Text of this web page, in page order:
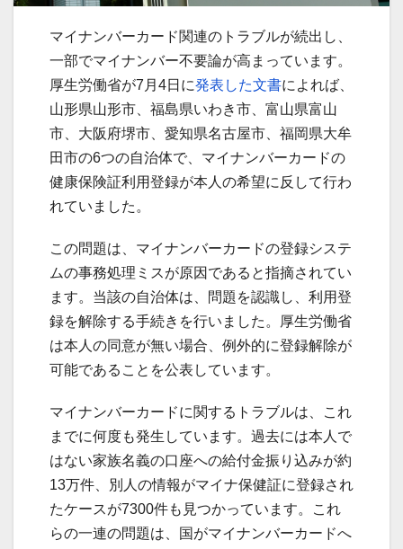
マイナンバーカード関連のトラブルが続出し、
一部でマイナンバー不要論が高まっています。
厚生労働省が7月4日に発表した文書によれば、
山形県山形市、福島県いわき市、富山県富山
市、大阪府堺市、愛知県名古屋市、福岡県大牟
田市の6つの自治体で、マイナンバーカードの
健康保険証利用登録が本人の希望に反して行わ
れていました。
この問題は、マイナンバーカードの登録システ
ムの事務処理ミスが原因であると指摘されてい
ます。当該の自治体は、問題を認識し、利用登
録を解除する手続きを行いました。厚生労働省
は本人の同意が無い場合、例外的に登録解除が
可能であることを公表しています。
マイナンバーカードに関するトラブルは、これ
までに何度も発生しています。過去には本人で
はない家族名義の口座への給付金振り込みが約
13万件、別人の情報がマイナ保健証に登録され
たケースが7300件も見つかっています。これ
らの一連の問題は、国がマイナンバーカードへ